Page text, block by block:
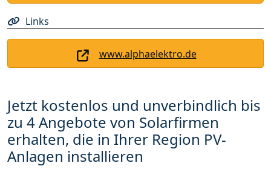
Links
www.alphaelektro.de
Jetzt kostenlos und unverbindlich bis
zu 4 Angebote von Solarfirmen
erhalten, die in Ihrer Region PV-
Anlagen installieren